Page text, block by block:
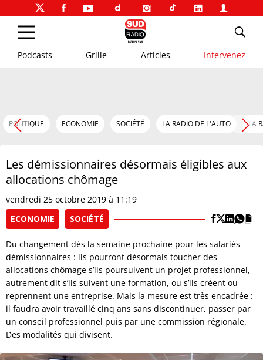
Podcasts Grille Articles Intervenez
POLITIQUE ECONOMIE SOCIÉTÉ LA RADIO DE L'AUTO LA
Les démissionnaires désormais éligibles aux
allocations chômage
vendredi 25 octobre 2019 à 11:19
ECONOMIE
SOCIÉTÉ
Du changement dès la semaine prochaine pour les salariés
démissionnaires : ils pourront désormais toucher des
allocations chômage s’ils poursuivent un projet professionnel,
autrement dit s’ils suivent une formation, ou s’ils créent ou
reprennent une entreprise. Mais la mesure est très encadrée :
il faudra avoir travaillé cinq ans sans discontinuer, passer par
un conseil professionnel puis par une commission régionale.
Des modalités qui divisent.